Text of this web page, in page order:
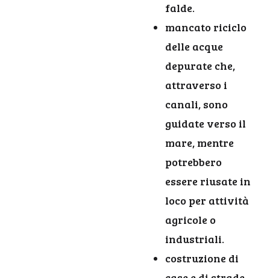
falde.
mancato riciclo
delle acque
depurate che,
attraverso i
canali, sono
guidate verso il
mare, mentre
potrebbero
essere riusate in
loco per attività
agricole o
industriali.
costruzione di